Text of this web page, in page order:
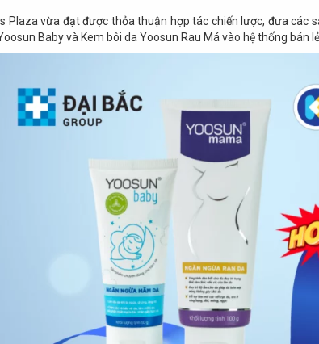
Plaza vừa đạt được thỏa thuận hợp tác chiến lược, đưa các
Baby và Kem bôi da Yoosun Rau Má vào hệ thống bán